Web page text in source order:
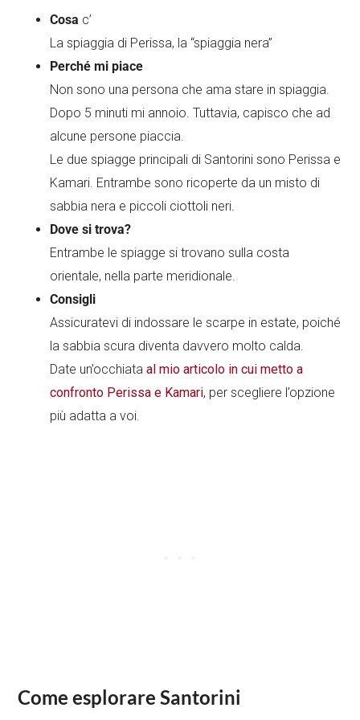
Cosa c’
La spiaggia di Perissa, la “spiaggia nera”
Perché mi piace
Non sono una persona che ama stare in spiaggia.
Dopo 5 minuti mi annoio. Tuttavia, capisco che ad
alcune persone piaccia.
Le due spiagge principali di Santorini sono Perissa e
Kamari. Entrambe sono ricoperte da un misto di
sabbia nera e piccoli ciottoli neri.
Dove si trova?
Entrambe le spiagge si trovano sulla costa
orientale, nella parte meridionale.
Consigli
Assicuratevi di indossare le scarpe in estate, poiché
la sabbia scura diventa davvero molto calda.
Date un’occhiataal mio articolo in cui metto a
confronto Perissa e Kamari, per scegliere l’opzione
più adatta a voi.
Come esplorare Santorini